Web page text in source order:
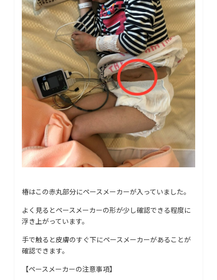
椿はこの赤丸部分にペースメーカーが入っていました。
よく見るとペースメーカーの形が少し確認できる程度に
浮き上がっています。
手で触ると皮膚のすぐ下にペースメーカーがあることが
確認できます。
【ペースメーカーの注意事項】